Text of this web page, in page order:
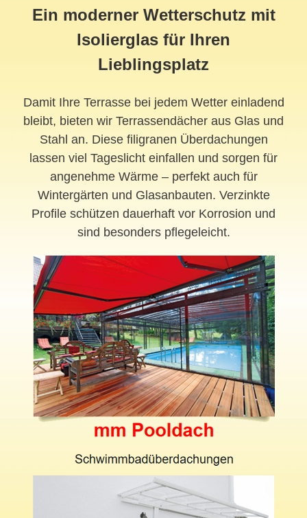
Ein moderner Wetterschutz mit
Isolierglas für Ihren
Lieblingsplatz
Damit Ihre Terrasse bei jedem Wetter einladend
bleibt, bieten wir Terrassendächer aus Glas und
Stahl an. Diese filigranen Überdachungen
lassen viel Tageslicht einfallen und sorgen für
angenehme Wärme – perfekt auch für
Wintergärten und Glasanbauten. Verzinkte
Profile schützen dauerhaft vor Korrosion und
sind besonders pflegeleicht.